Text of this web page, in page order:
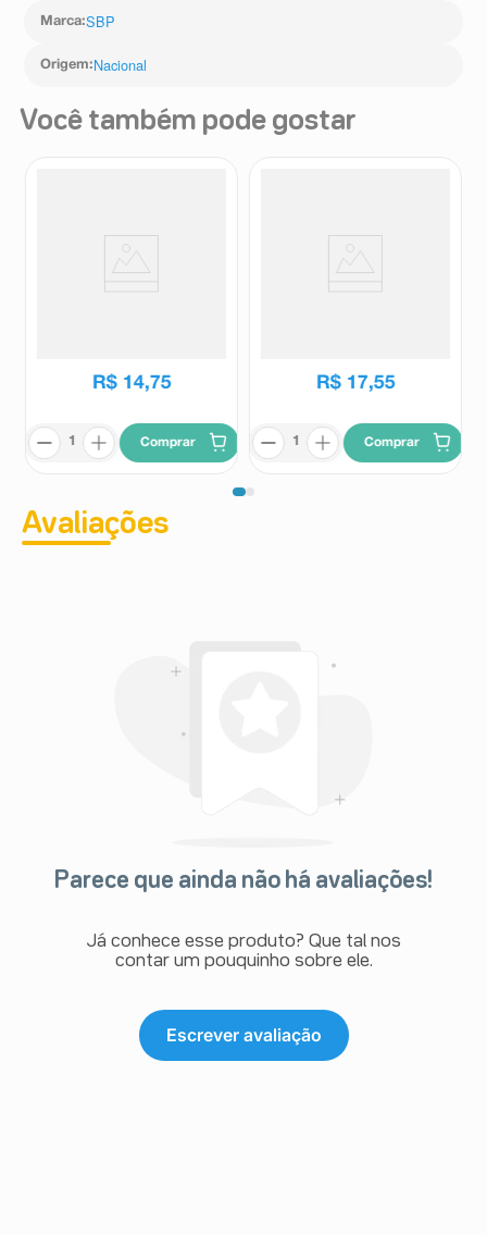
Marca:SBP
Origem:Nacional
Você também pode gostar
R$ 14,75
Comprar
R$ 17,55
Comprar
Avaliações
Parece que ainda não há avaliações!
Já conhece esse produto? Que tal nos
contar um pouquinho sobre ele.
Escrever avaliação